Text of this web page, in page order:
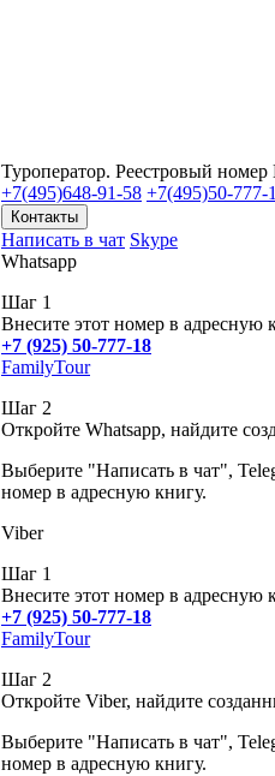
Туроператор. Реестровый
+7(495)648-91-58 +7(495)50-777-
Контакты
Написать в чат Skype
Whatsapp
Шаг 1
Внесите этот номер в адресную
+7 (925) 50-777-18
FamilyTour
Шаг 2
Откройте Whatsapp, найдите
Выберите "Написать в чат",
номер в адресную книгу.
Viber
Шаг 1
Внесите этот номер в адресную
+7 (925) 50-777-18
FamilyTour
Шаг 2
Откройте Viber, найдите
Выберите "Написать в чат",
номер в адресную книгу.